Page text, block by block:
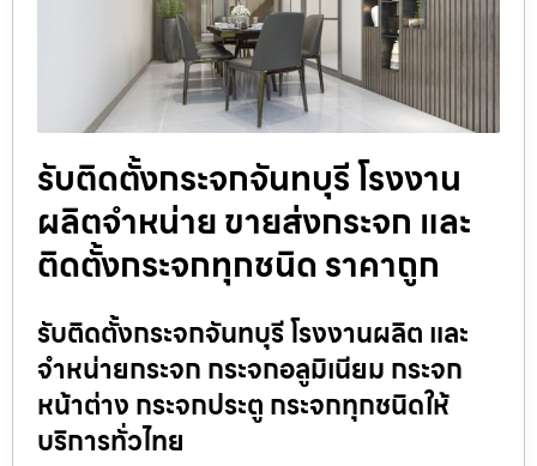
รับติดตั้งกระจกจันทบุรี โรงงาน
ผลิตจำหน่าย ขายส่งกระจก และ
ติดตั้งกระจกทุกชนิด ราคาถูก
รับติดตั้งกระจกจันทบุรี โรงงานผลิต และ
จำหน่ายกระจก กระจกอลูมิเนียม กระจก
หน้าต่าง กระจกประตู กระจกทุกชนิดให้
บริการทั่วไทย